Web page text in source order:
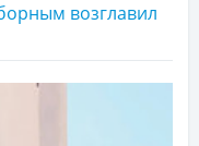
возглавил